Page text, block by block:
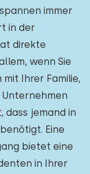
immer
in der
direkte
wenn Sie
Ihrer Familie,
dass jemand in
Eine
bietet eine
in Ihrer